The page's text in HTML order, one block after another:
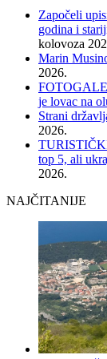
Započeli
godina i
kolovoza
Marin
2026.
je lovac na
Strani
2026.
top 5, ali
2026.
NAJČITANIJE